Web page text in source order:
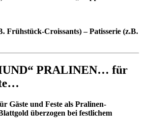
Frühstück-Croissants) – Patisserie (z.B.
PRALINEN… für
Gäste und Feste als Pralinen-
überzogen bei festlichem